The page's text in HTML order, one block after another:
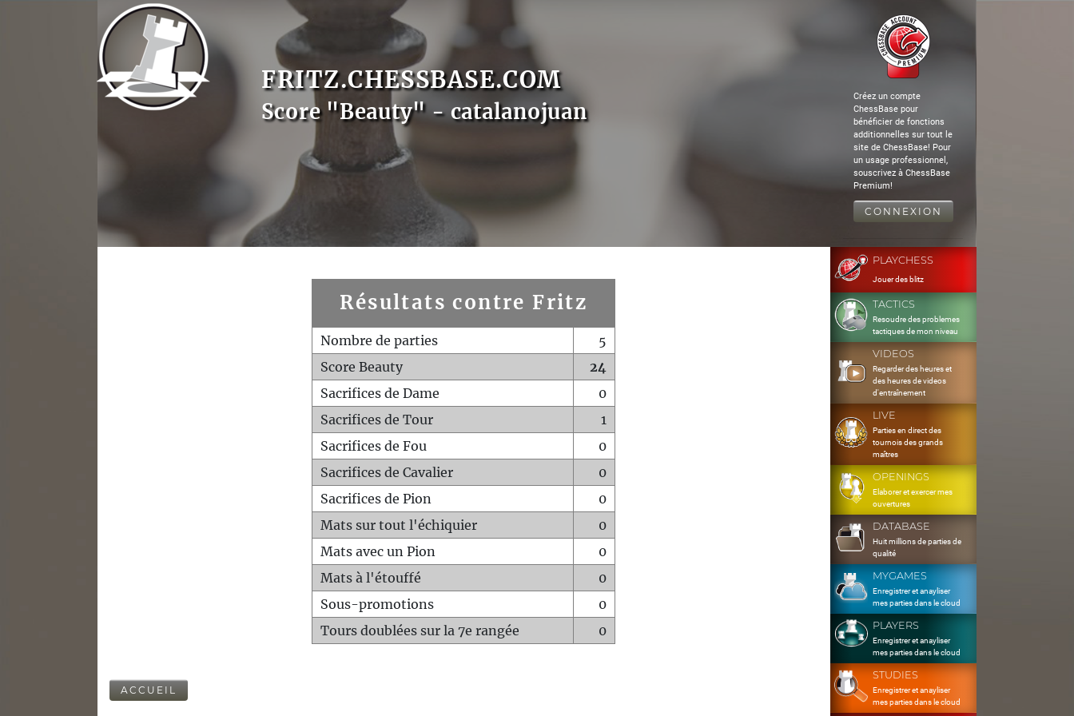
FRITZ.CHESSBASE.COM
Score "Beauty" - catalanojuan
Créez un compte
ChessBase pour
bénéficier de fonctions
additionnelles sur tout le
site de ChessBase! Pour
un usage professionnel,
souscrivez à ChessBase
Premium!
CONNEXION
Résultats contre Fritz
Nombre de parties
5
Score Beauty
24
Sacrifices de Dame
0
Sacrifices de Tour
1
Sacrifices de Fou
0
Sacrifices de Cavalier
0
Sacrifices de Pion
0
Mats sur tout l'échiquier
0
Mats avec un Pion
0
Mats à l'étouffé
0
Sous-promotions
0
Tours doublées sur la 7e rangée
0
ACCUEIL
PLAYCHESS
Jouer des blitz
TACTICS
Resoudre des problemes
tactiques de mon niveau
VIDEOS
Regarder des heures et
des heures de videos
d'entraînement
LIVE
Parties en direct des
tournois des grands
maîtres
OPENINGS
Elaborer et exercer mes
ouvertures
DATABASE
Huit millions de parties de
qualité
MYGAMES
Enregistrer et anayliser
mes parties dans le cloud
PLAYERS
Enregistrer et anayliser
mes parties dans le cloud
STUDIES
Enregistrer et anayliser
mes parties dans le cloud